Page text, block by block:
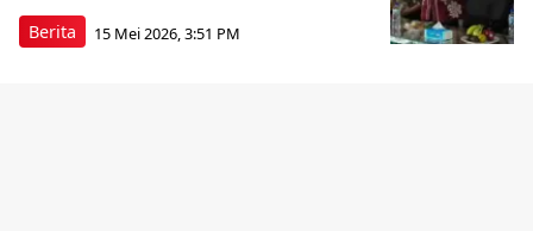
Berita 15 Mei 2026, 3:51 PM